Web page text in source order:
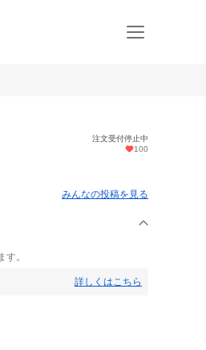
注文受付停止中
100
みんなの投稿を見る
。
詳しくはこちら